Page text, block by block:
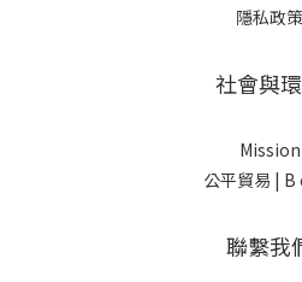
隱私政策
社會與
Mission
公平貿易 | B
聯繫我